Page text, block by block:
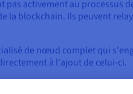
activement au processus
la blockchain. Ils peuvent
de nœud complet qui
à l'ajout de celui-ci.